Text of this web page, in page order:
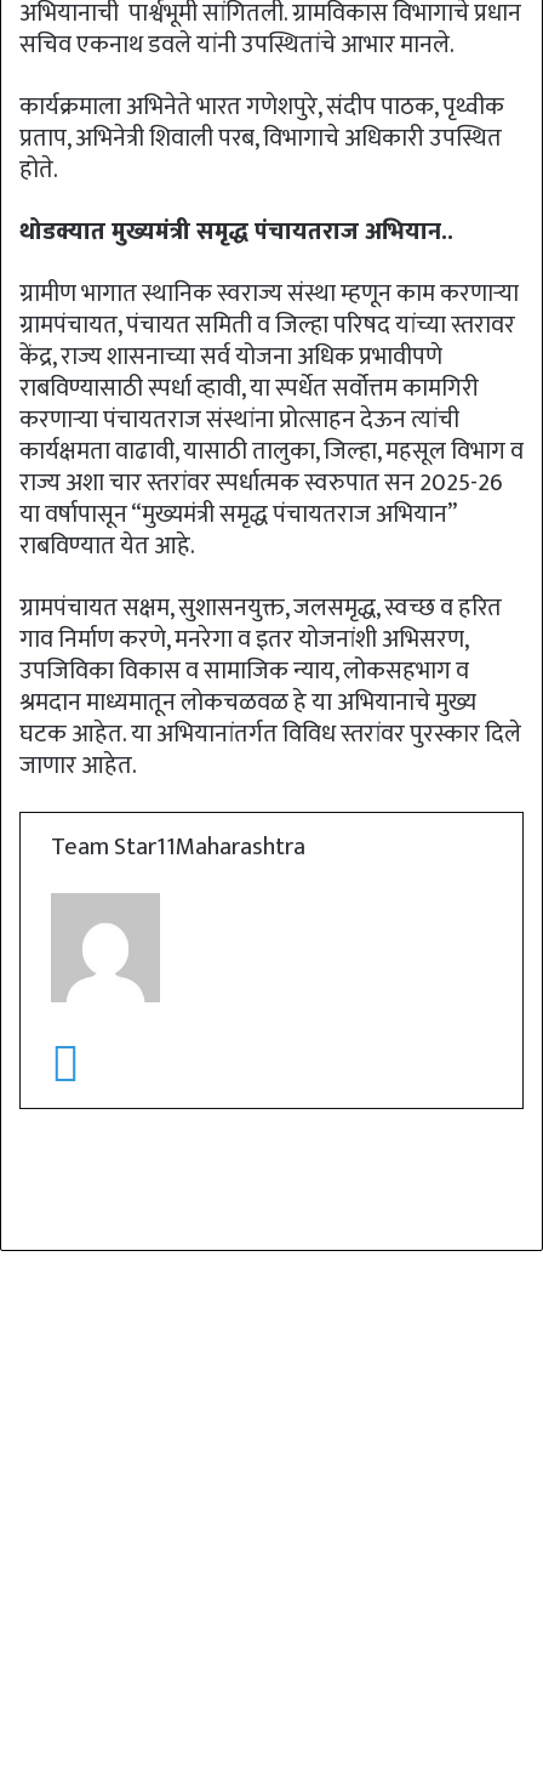
अभियानाची पार्श्वभूमी सांगितली. ग्रामविकास विभागाचे प्रधान
सचिव एकनाथ डवले यांनी उपस्थितांचे आभार मानले.
कार्यक्रमाला अभिनेते भारत गणेशपुरे, संदीप पाठक, पृथ्वीक
प्रताप, अभिनेत्री शिवाली परब, विभागाचे अधिकारी उपस्थित
होते.
थोडक्यात मुख्यमंत्री समृद्ध पंचायतराज अभियान..
ग्रामीण भागात स्थानिक स्वराज्य संस्था म्हणून काम करणाऱ्या
ग्रामपंचायत, पंचायत समिती व जिल्हा परिषद यांच्या स्तरावर
केंद्र, राज्य शासनाच्या सर्व योजना अधिक प्रभावीपणे
राबविण्यासाठी स्पर्धा व्हावी, या स्पर्धेत सर्वोत्तम कामगिरी
करणाऱ्या पंचायतराज संस्थांना प्रोत्साहन देऊन त्यांची
कार्यक्षमता वाढावी, यासाठी तालुका, जिल्हा, महसूल विभाग व
राज्य अशा चार स्तरांवर स्पर्धात्मक स्वरुपात सन 2025-26
या वर्षापासून “मुख्यमंत्री समृद्ध पंचायतराज अभियान”
राबविण्‍यात येत आहे.
ग्रामपंचायत सक्षम, सुशासनयुक्त, जलसमृद्ध, स्वच्छ व हरित
गाव निर्माण करणे, मनरेगा व इतर योजनांशी अभिसरण,
उपजिविका विकास व सामाजिक न्याय, लोकसहभाग व
श्रमदान माध्यमातून लोकचळवळ हे या अभियानाचे मुख्य
घटक आहेत. या अभियानांतर्गत विविध स्तरांवर पुरस्कार दिले
जाणार आहेत.
Team Star11Maharashtra